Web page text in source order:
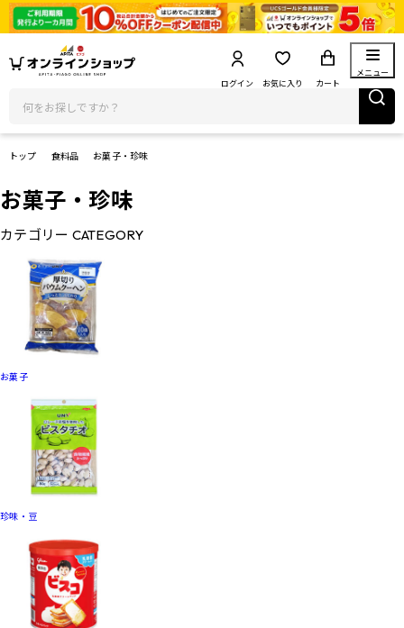
ログイン お気に入り カート
メニュー
トップ 食料品 お菓子・珍味
お菓子・珍味
カテゴリー CATEGORY
お菓子
珍味・豆